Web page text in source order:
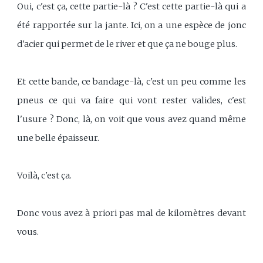
Oui, c'est ça, cette partie-là ? C'est cette partie-là qui a
été rapportée sur la jante. Ici, on a une espèce de jonc
d'acier qui permet de le river et que ça ne bouge plus.
Et cette bande, ce bandage-là, c'est un peu comme les
pneus ce qui va faire qui vont rester valides, c'est
l'usure ? Donc, là, on voit que vous avez quand même
une belle épaisseur.
Voilà, c'est ça.
Donc vous avez à priori pas mal de kilomètres devant
vous.